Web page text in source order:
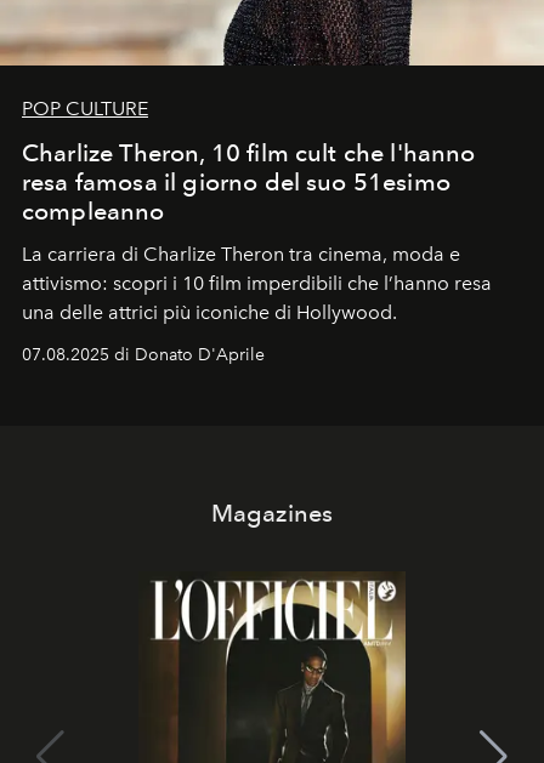
POP CULTURE
Charlize Theron, 10 film cult che l'hanno
resa famosa il giorno del suo 51esimo
compleanno
La carriera di Charlize Theron tra cinema, moda e
attivismo: scopri i 10 film imperdibili che l’hanno resa
una delle attrici più iconiche di Hollywood.
07.08.2025 di Donato D'Aprile
Magazines